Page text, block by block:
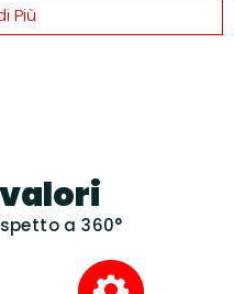
Più
a 360°